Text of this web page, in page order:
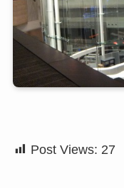
Post Views: 27